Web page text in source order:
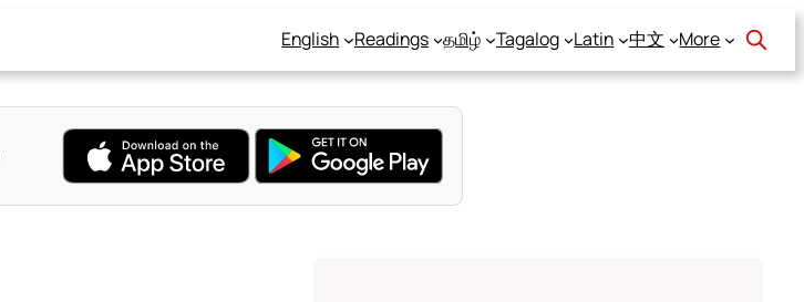
English Readings தமிழ் Tagalog Latin 中文 More